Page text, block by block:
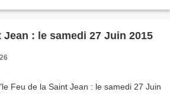
Jean : le samedi 27 Juin 2015